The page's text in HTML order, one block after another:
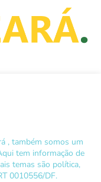
, também somos um
tem informação de
temas são política,
0010556/DF.